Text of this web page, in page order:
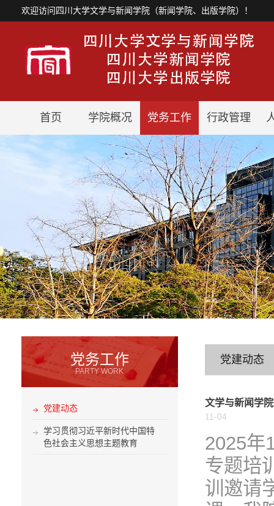
欢迎访问四川大学文学与新闻学院（新闻学院、出版学院）！
首页 学院概况 党务工作 行政管理
党务工作
PARTY WORK
党建动态
学习贯彻习近平新时代中国特
色社会主义思想主题教育
党建动态
文学与新闻学
11-04
2025年
专题培
训邀请